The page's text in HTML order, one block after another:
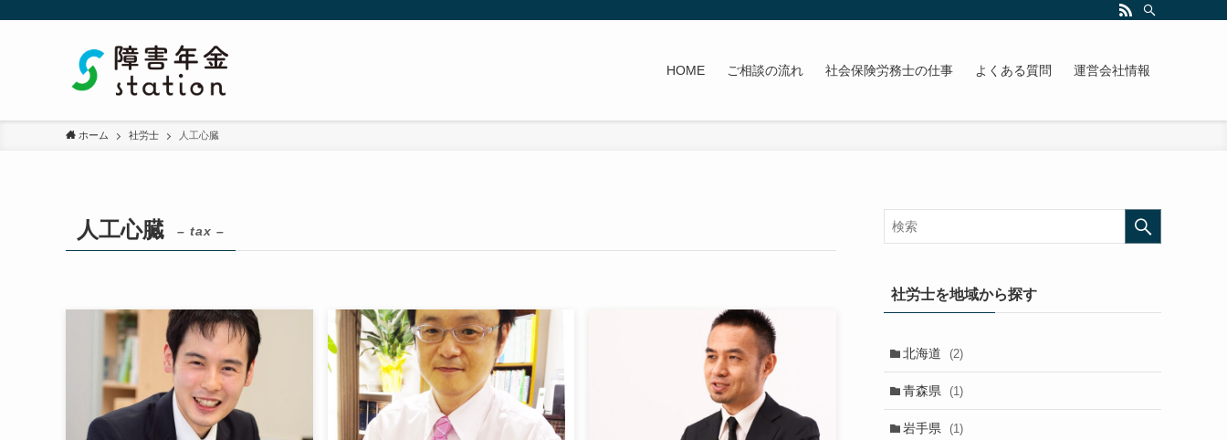
HOME ご相談の流れ 社会保険労務士の仕事 よくある質問 運営会社情報
ホーム 社労士 人工心臓
人工心臓 – tax –
社労士を地域から探す
北海道 (2)
青森県 (1)
岩手県 (1)